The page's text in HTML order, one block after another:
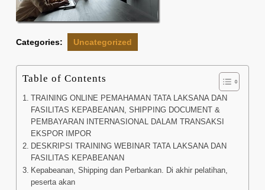
Categories: Uncategorized
Table of Contents
TRAINING ONLINE PEMAHAMAN TATA LAKSANA DAN
FASILITAS KEPABEANAN, SHIPPING DOCUMENT &
PEMBAYARAN INTERNASIONAL DALAM TRANSAKSI
EKSPOR IMPOR
DESKRIPSI TRAINING WEBINAR TATA LAKSANA DAN
FASILITAS KEPABEANAN
Kepabeanan, Shipping dan Perbankan. Di akhir pelatihan,
peserta akan